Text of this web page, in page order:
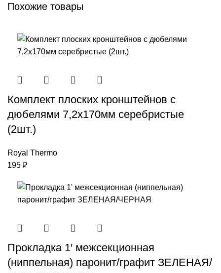
Похожие товары
Комплект плоских кронштейнов с
дюбелями 7,2х170мм серебристые
(2шт.)
Royal Thermo
195 ₽
Прокладка 1′ межсекционная
(ниппельная) паронит/графит ЗЕЛЕНАЯ/